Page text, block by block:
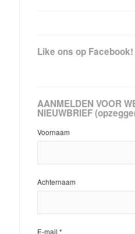
Like ons op Facebook!
AANMELDEN VOOR
NIEUWBRIEF
Voornaam
Achternaam
E-mail *